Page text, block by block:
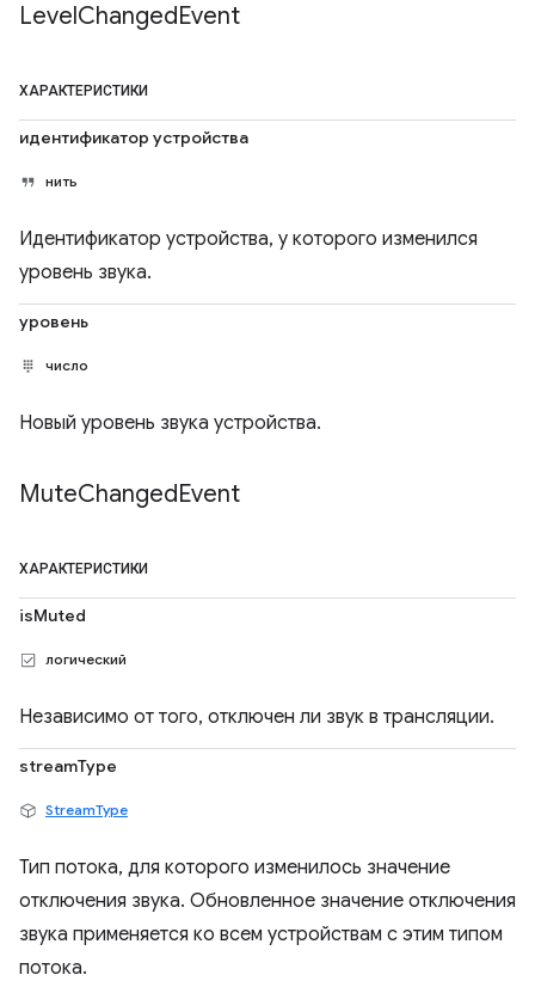
LevelChangedEvent
ХАРАКТЕРИСТИКИ
идентификатор устройства
нить
Идентификатор устройства, у которого изменился
уровень звука.
уровень
число
Новый уровень звука устройства.
MuteChangedEvent
ХАРАКТЕРИСТИКИ
isMuted
логический
Независимо от того, отключен ли звук в трансляции.
streamType
StreamType
Тип потока, для которого изменилось значение
отключения звука. Обновленное значение отключения
звука применяется ко всем устройствам с этим типом
потока.